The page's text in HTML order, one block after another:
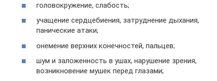
головокружение, слабость;
учащение сердцебиения, затруднение дыхания,
панические атаки;
онемение верхних конечностей, пальцев;
шум и заложенность в ушах, нарушение зрения,
возникновение мушек перед глазами;